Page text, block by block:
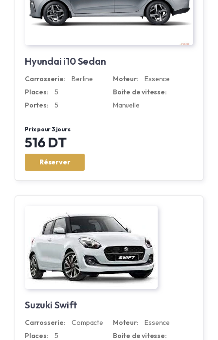
Hyundai i10 Sedan
Carrosserie:
Berline
Places:
5
Portes:
5
Moteur:
Essence
Boite de vitesse:
Manuelle
Prix pour 3 jours
516 DT
Réserver
Suzuki Swift
Carrosserie:
Compacte
Places:
5
Moteur:
Essence
Boite de vitesse: